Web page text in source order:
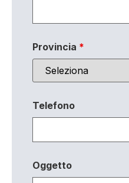
Provincia *
Telefono
Oggetto